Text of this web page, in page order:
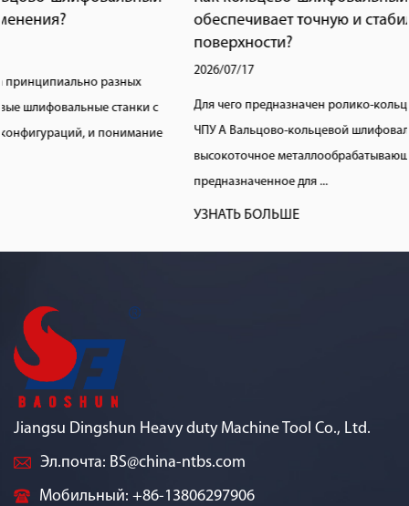
обеспечивает точную и стабильную обработку
Для чего предназначен ролико-кольцевой шлифовальный станок с
ЧПУ A Вальцово-кольцевой шлифовальный станок с ЧПУ — это
высокоточное металлообрабатывающее оборудование,
Jiangsu Dingshun Heavy duty Machine Tool Co., Ltd.
Эл.почта: BS@china-ntbs.com
Мобильный: +86-13806297906